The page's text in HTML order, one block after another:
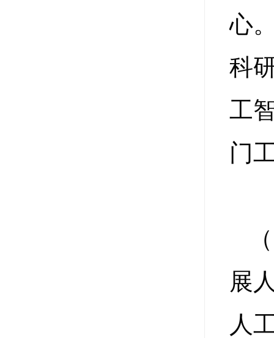
心
科
工
门
展
人